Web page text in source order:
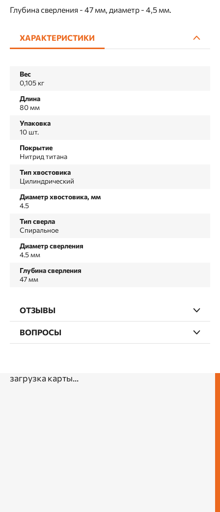
Глубина сверления - 47 мм, диаметр - 4,5 мм.
ХАРАКТЕРИСТИКИ
Вес
0,105 кг
Длина
80 мм
Упаковка
10 шт.
Покрытие
Нитрид титана
Тип хвостовика
Цилиндрический
Диаметр хвостовика, мм
4.5
Тип сверла
Спиральное
Диаметр сверления
4.5 мм
Глубина сверления
47 мм
ОТЗЫВЫ
ВОПРОСЫ
загрузка карты...